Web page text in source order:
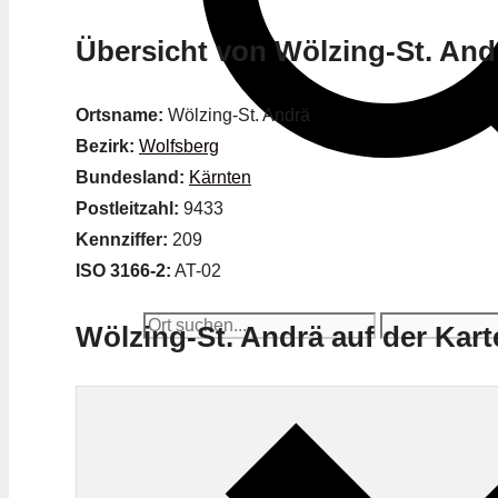
Übersicht von Wölzing-St.
Ortsname: Wölzing-St. Andrä
Bezirk: Wolfsberg
Bundesland: Kärnten
Postleitzahl: 9433
Kennziffer: 209
ISO 3166-2: AT-02
Wölzing-St. Andrä auf der